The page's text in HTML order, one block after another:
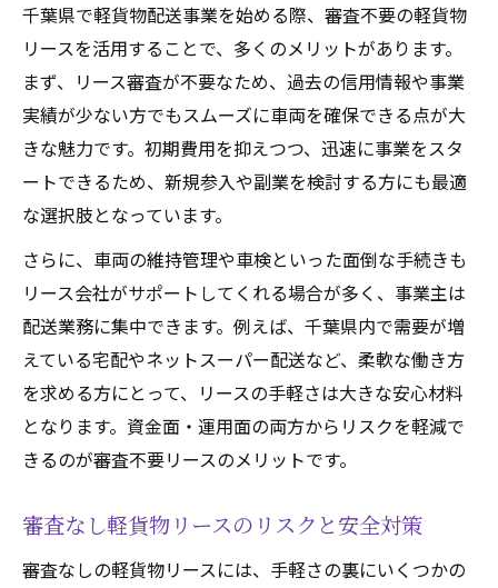
千葉県で軽貨物配送事業を始める際、審査不要の軽貨物
リースを活用することで、多くのメリットがあります。
まず、リース審査が不要なため、過去の信用情報や事業
実績が少ない方でもスムーズに車両を確保できる点が大
きな魅力です。初期費用を抑えつつ、迅速に事業をスタ
ートできるため、新規参入や副業を検討する方にも最適
な選択肢となっています。
さらに、車両の維持管理や車検といった面倒な手続きも
リース会社がサポートしてくれる場合が多く、事業主は
配送業務に集中できます。例えば、千葉県内で需要が増
えている宅配やネットスーパー配送など、柔軟な働き方
を求める方にとって、リースの手軽さは大きな安心材料
となります。資金面・運用面の両方からリスクを軽減で
きるのが審査不要リースのメリットです。
審査なし軽貨物リースのリスクと安全対策
審査なしの軽貨物リースには、手軽さの裏にいくつかの